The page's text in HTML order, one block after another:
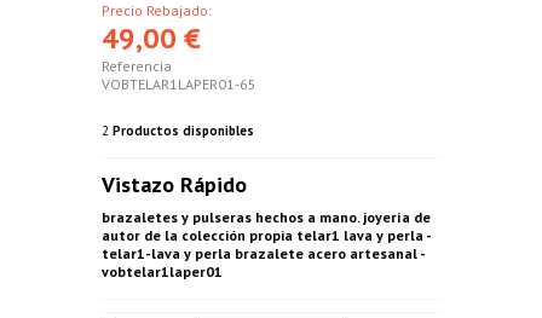
Precio Rebajado:
49,00 €
Referencia
VOBTELAR1LAPER01-65
2 Productos disponibles
Vistazo Rápido
brazaletes y pulseras hechos a mano. joyería de
autor de la colección propia telar1 lava y perla -
telar1-lava y perla brazalete acero artesanal -
vobtelar1laper01